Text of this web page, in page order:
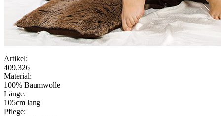
Artikel:
409.326
Material:
100% Baumwolle
Länge:
105cm lang
Pflege: